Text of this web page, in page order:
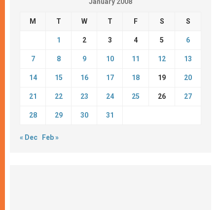
M T W T F S S
1 2 3 4 5 6
7 8 9 10 11 12 13
14 15 16 17 18 19 20
21 22 23 24 25 26 27
28 29 30 31
« Dec Feb »